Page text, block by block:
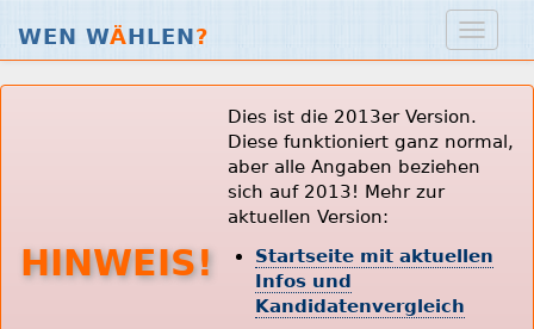
WEN WÄHLEN?
HINWEIS!
Dies ist die 2013er Version.
Diese funktioniert ganz normal,
aber alle Angaben beziehen
sich auf 2013! Mehr zur
aktuellen Version:
Startseite mit aktuellen
Infos und
Kandidatenvergleich